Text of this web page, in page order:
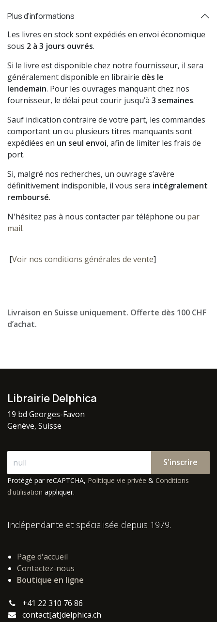
Plus d'informations
Les livres en stock sont expédiés en envoi économique
sous 2 à 3 jours ouvrés.
Si le livre est disponible chez notre fournisseur, il sera
généralement disponible en librairie dès le
lendemain. Pour les ouvrages manquant chez nos
fournisseur, le délai peut courir jusqu’à 3 semaines.
Sauf indication contraire de votre part, les commandes
comportant un ou plusieurs titres manquants sont
expédiées en un seul envoi, afin de limiter les frais de
port.
Si, malgré nos recherches, un ouvrage s’avère
définitivement indisponible, il vous sera intégralement
remboursé.
N'hésitez pas à nous contacter par téléphone ou par
mail.
[Voir nos conditions générales de vente]
Livraison en Suisse uniquement. Offerte dès 100 CHF
d’achat.
Librairie Delphica
19 bd Georges-Favon
Genève, Suisse
S'inscrire
Protégé par reCAPTCHA, Politique vie privée & Conditions
d'utilisation appliquer.
Indépendante et spécialisée depuis 1979.
Page d'accueil
Contactez-nous
Boutique en ligne
+41 22 310 76 86
contact[at]delphica.ch